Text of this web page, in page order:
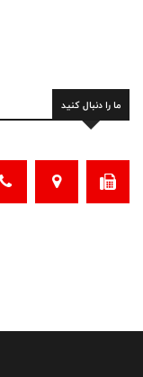
ما را دنبال کنید